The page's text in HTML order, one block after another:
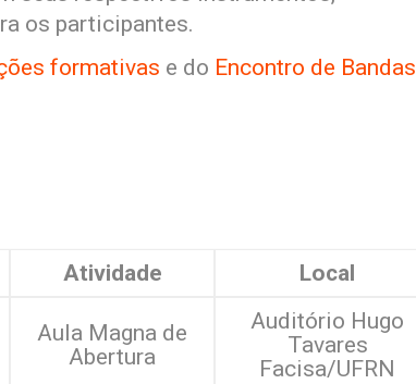
os participantes.
formativas e do Encontro de Bandas
Atividade Local
Aula Magna de
Abertura
Auditório Hugo
Tavares
Facisa/UFRN